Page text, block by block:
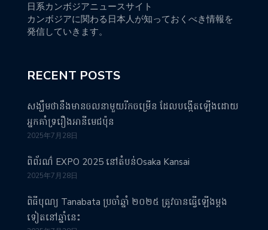
日系カンボジアニュースサイト
カンボジアに関わる日本人が知っておくべき情報を
発信していきます。
RECENT POSTS
សង្ឃឹមថានឹងមានចលនាមួយរីកចម្រើន ដែលបង្កើតឡើងដោយ
អ្នកគាំទ្ររឿងអានីមេជប៉ុន
2025年7月28日
ពិព័រណ៌ EXPO 2025 នៅតំបន់Osaka Kansai
2025年7月28日
ពិធីបុណ្យ Tanabata ប្រចាំឆ្នាំ ២០២៥ ត្រូវបានធ្វើឡើងម្តង
ទៀតនៅឆ្នាំនេះ